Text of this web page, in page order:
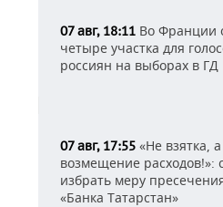
07 авг, 18:11 Во Франции
четыре участка для
россиян на выборах в ГД
07 авг, 17:55 «Не взятка, а
возмещение расходов!»:
избрать меру
«Банка Татарстан»